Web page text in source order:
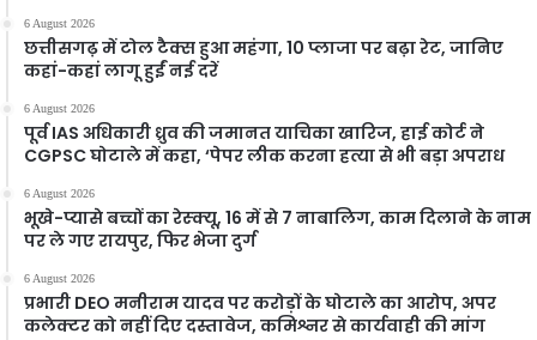
6 August 2026
छत्तीसगढ़ में टोल टैक्स हुआ महंगा, 10 प्लाजा पर बढ़ा रेट, जानिए
कहां-कहां लागू हुईं नई दरें
6 August 2026
पूर्व IAS अधिकारी ध्रुव की जमानत याचिका खारिज, हाई कोर्ट ने
CGPSC घोटाले में कहा, ‘पेपर लीक करना हत्या से भी बड़ा अपराध
6 August 2026
भूखे-प्यासे बच्चों का रेस्क्यू, 16 में से 7 नाबालिग, काम दिलाने के नाम
पर ले गए रायपुर, फिर भेजा दुर्ग
6 August 2026
प्रभारी DEO मनीराम यादव पर करोड़ों के घोटाले का आरोप, अपर
कलेक्टर को नहीं दिए दस्तावेज, कमिश्नर से कार्यवाही की मांग